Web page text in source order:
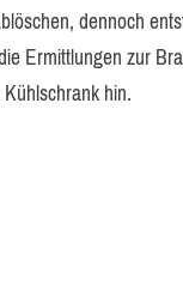
dennoch
Ermittlungen zur
hin.